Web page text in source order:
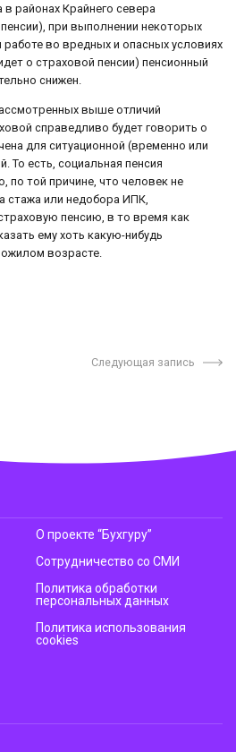
районах Крайнего севера
при выполнении некоторых
во вредных и опасных условиях
о страховой пенсии) пенсионный
снижен.
выше отличий
справедливо будет говорить о
для ситуационной (временно или
То есть, социальная пенсия
по той причине, что человек не
стажа или недобора ИПК,
пенсию, в то время как
ему хоть какую-нибудь
возрасте.
Следующая запись
О проекте “Бухгуру”
Сотрудничество со СМИ
Политика обработки
персональных данных
Политика использования
cookies